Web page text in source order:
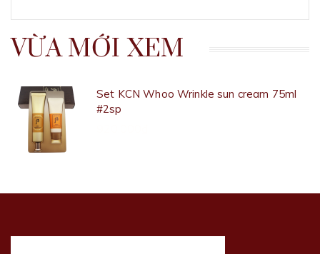
VỪA MỚI XEM
Set KCN Whoo Wrinkle sun cream 75ml
#2sp